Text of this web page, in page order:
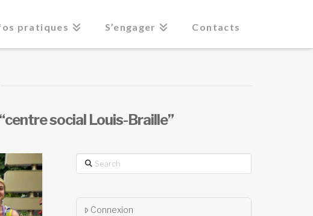
pratiques S’engager Contacts
“centre social Louis-Braille”
Search
Connexion